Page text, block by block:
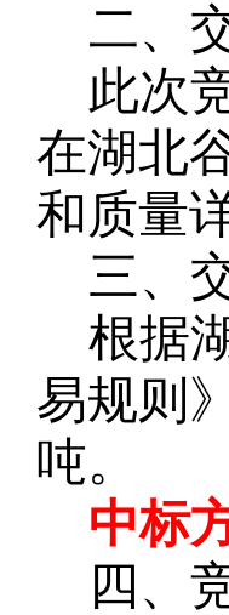
二、
此次
在湖北
和质量
三、
根据
易规则
吨。
中标
四、